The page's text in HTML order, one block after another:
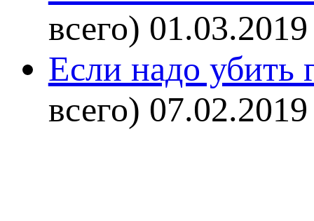
всего) 01.03.2019
Если надо убить
всего) 07.02.2019